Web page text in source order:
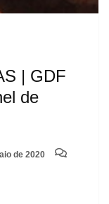
| GDF
de
de 2020